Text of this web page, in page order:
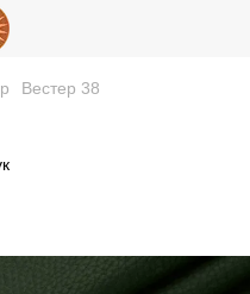
Вестер 38